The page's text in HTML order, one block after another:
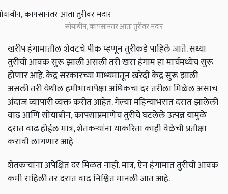
सोयाबीन, कापसानंतर आता तुरीवर मदार
खरीप हंगामातील शेवटचे पीक म्हणून तुरीकडे पाहिले जाते. सध्या
तुरीची आवक सुरू झाली असली तरी खरा हंगाम हा मार्चमध्येच सुरू
होणार आहे. केंद्र सरकारच्या माध्यमातून खरेदी केंद्र सुरू झाली
असली तरी येथील हमीभावापेक्षा अधिकचा दर तरीला मिळेल असाच
अंदाज व्यापारी व्यक्त करीत आहेत. गेल्या महिन्याभरात दरात झालेली
वाढ आणि सोयाबीन, कापसाप्रमाणेच तुरीचे घटलेले उत्पन्न यामुळे
दरात वाढ होईल मात्र, शेतकऱ्यांना याकरिता काही वेळेची प्रतीक्षा
करावी लागणार आहे
शेतकऱ्यांना अपेक्षित दर मिळत नाही. मात्र, ऐन हंगामात तुरीची आवक
कमी राहिली तर दरात वाढ निश्चित मानली जात आहे.